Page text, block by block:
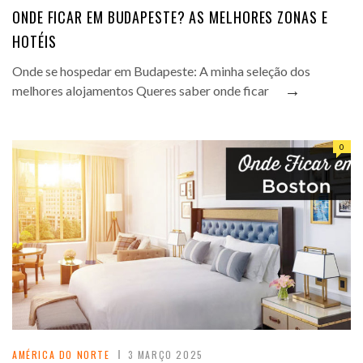
ONDE FICAR EM BUDAPESTE? AS MELHORES ZONAS E
HOTÉIS
Onde se hospedar em Budapeste: A minha seleção dos
melhores alojamentos Queres saber onde ficar
→
AMÉRICA DO NORTE 3 MARÇO 2025
0